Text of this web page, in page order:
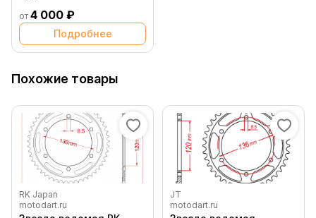
от 4 000 ₽
Подробнее
Похожие товары
RK Japan
motodart.ru
JT
motodart.ru